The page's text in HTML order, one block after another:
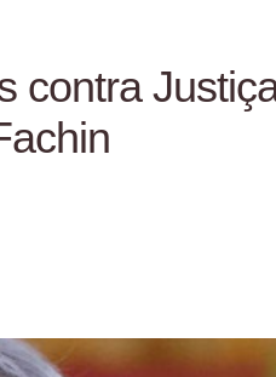
contra